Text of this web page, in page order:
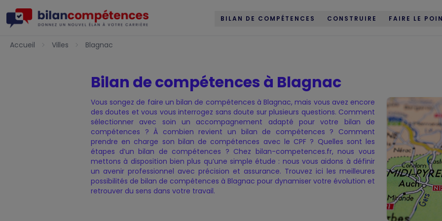
Accueil BILAN DE COMPÉTENCES CONSTRUIRE FAIRE LE
Accueil Villes Blagnac
Bilan de compétences à Blagnac
Vous songez de faire un bilan de compétences à Blagnac, mais vous avez encore
des doutes et vous vous interrogez sans doute sur plusieurs questions. Comment
sélectionner avec soin un accompagnement adapté pour votre bilan de
compétences ? À combien revient un bilan de compétences ? Comment
prendre en charge son bilan de compétences avec le CPF ? Quelles sont les
étapes d’un bilan de compétences ? Chez bilan-competences.fr, nous vous
mettons à disposition bien plus qu’une simple étude : nous vous aidons à définir
un avenir professionnel avec précision et assurance. Trouvez ici les meilleures
possibilités de bilan de compétences à Blagnac pour dynamiser votre évolution et
retrouver du sens dans votre travail.
Présentation — Bilan de compétences
Charte de Qualité
Nos certificats de qualité
Notre Offre
Politique de confidentialité